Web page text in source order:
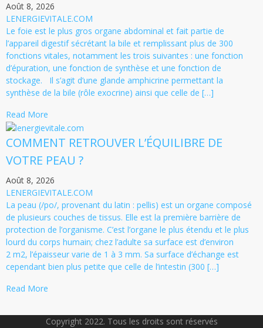
Août 8, 2026
LENERGIEVITALE.COM
Le foie est le plus gros organe abdominal et fait partie de
l’appareil digestif sécrétant la bile et remplissant plus de 300
fonctions vitales, notamment les trois suivantes : une fonction
d’épuration, une fonction de synthèse et une fonction de
stockage. Il s’agit d’une glande amphicrine permettant la
synthèse de la bile (rôle exocrine) ainsi que celle de […]
Read More
COMMENT RETROUVER L’ÉQUILIBRE DE
VOTRE PEAU ?
Août 8, 2026
LENERGIEVITALE.COM
La peau (/po/, provenant du latin : pellis) est un organe composé
de plusieurs couches de tissus. Elle est la première barrière de
protection de l’organisme. C’est l’organe le plus étendu et le plus
lourd du corps humain; chez l’adulte sa surface est d’environ
2 m2, l’épaisseur varie de 1 à 3 mm. Sa surface d’échange est
cependant bien plus petite que celle de l’intestin (300 […]
Read More
Copyright 2022. Tous les droits sont réservés